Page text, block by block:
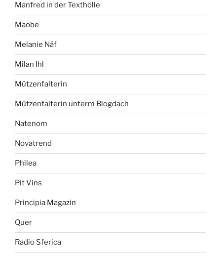
Manfred in der Texthölle
Maobe
Melanie Näf
Milan Ihl
Mützenfalterin
Mützenfalterin unterm Blogdach
Natenom
Novatrend
Philea
Pit Vins
Principia Magazin
Quer
Radio Sferica